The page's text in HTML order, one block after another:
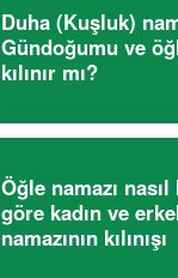
Duha (Kuşluk)
Gündoğumu ve
kılınır mı?
Öğle namazı nasıl
göre kadın ve
namazının kılınışı